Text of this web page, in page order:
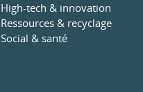
High-tech & innovation
Ressources & recyclage
Social & santé